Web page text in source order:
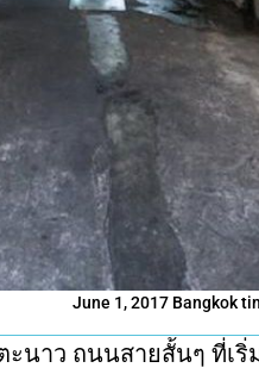
June 1, 2017 Bangkok
ะนาว ถนนสายสั้นๆ ที่เริ่